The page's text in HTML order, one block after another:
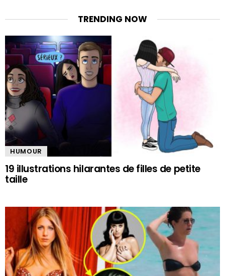
TRENDING NOW
HUMOUR
19 illustrations hilarantes de filles de petite
taille